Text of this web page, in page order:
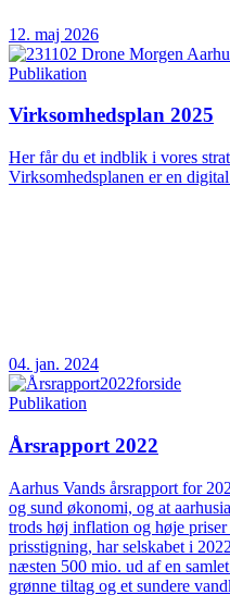
12. maj 2026
Publikation
Virksomhedsplan 2025
Her får du et indblik i vores
Virksomhedsplanen er en
04. jan. 2024
Publikation
Årsrapport 2022
Aarhus Vands årsrapport for
og sund økonomi, og at
trods høj inflation og høje
prisstigning, har selskabet i
næsten 500 mio. ud af en
grønne tiltag og et sundere